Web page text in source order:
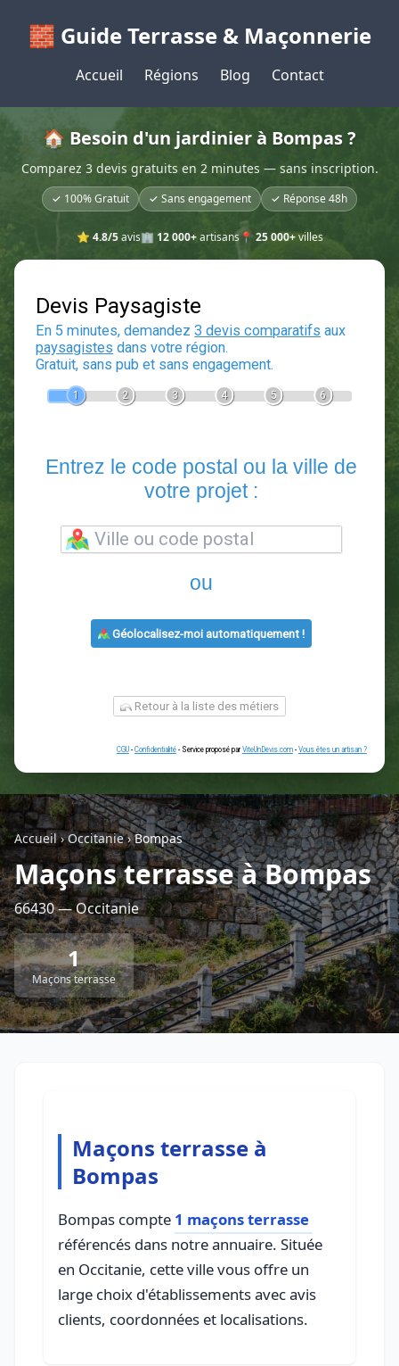
🧱 Guide Terrasse & Maçonnerie
Accueil Régions Blog Contact
🏠 Besoin d'un jardinier à Bompas ?
Comparez 3 devis gratuits en 2 minutes — sans inscription.
✓ 100% Gratuit ✓ Sans engagement ✓ Réponse 48h
⭐ 4.8/5avis🏢 12 000+artisans📍 25 000+villes
Devis Paysagiste
En 5 minutes, demandez3 devis comparatifs
votre projet :
ou
Géolocalisez-moi automatiquement !
Retour à la liste des métiers
CGU - Confidentialité - Service proposé parViteUnDevis.com-Vous
Accueil›Occitanie›Bompas
Maçons terrasse à Bompas
66430 — Occitanie
1
Maçons terrasse
Maçons terrasse à
Bompas
Bompas compte 1 maçons terrasse
référencés dans notre annuaire. Située
en Occitanie, cette ville vous offre un
large choix d'établissements avec avis
clients, coordonnées et localisations.